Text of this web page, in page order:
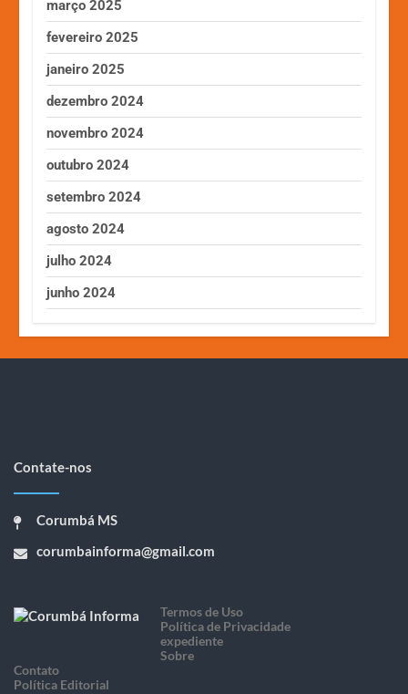
março 2025
fevereiro 2025
janeiro 2025
dezembro 2024
novembro 2024
outubro 2024
setembro 2024
agosto 2024
julho 2024
junho 2024
Contate-nos
Corumbá MS
corumbainforma@gmail.com
Termos de Uso
Política de Privacidade
expediente
Sobre
Contato
Política Editorial